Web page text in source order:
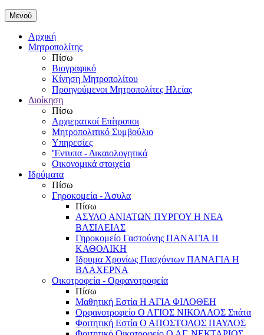
Μενού
Αρχική
Μητροπολίτης
Πίσω
Βιογραφικό
Κίνηση Μητροπολίτου
Προηγούμενοι Μητροπολίτες Ηλείας
Διοίκηση
Πίσω
Αρχιερατκοί Επίτροποι
Μητροπολιτικό Συμβούλιο
Υπηρεσίες
'Έντυπα - Δικαιολογητικά
Οικονομικά στοιχεία
Ιδρύματα
Πίσω
Γηροκομεία - Άσυλα
Πίσω
ΑΣΥΛΟ ΑΝΙΑΤΩΝ ΠΥΡΓΟΥ Η ΝΕΑ
ΒΑΣΙΛΕΙΑΣ
Γηροκομείο Γαστούνης ΠΑΝΑΓΙΑ Η
ΚΑΘΟΛΙΚΗ
Ιδρυμα Χρονίως Πασχόντων ΠΑΝΑΓΙΑ Η
ΒΛΑΧΕΡΝΑ
Οικοτροφεία - Ορφανοτροφεία
Πίσω
Μαθητική Εστία Η ΑΓΙΑ ΦΙΛΟΘΕΗ
Ορφανοτροφείο Ο ΑΓΙΟΣ ΝΙΚΟΛΑΟΣ Σπάτα
Φοιτητική Εστία Ο ΑΠΟΣΤΟΛΟΣ ΠΑΥΛΟΣ